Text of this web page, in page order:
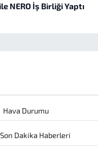
NERO İş Birliği Yaptı
Hava Durumu
Son Dakika Haberleri